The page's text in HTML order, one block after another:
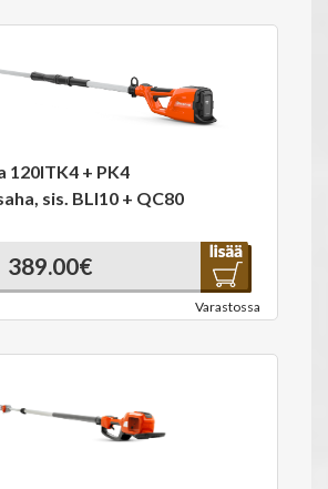
120ITK4 + PK4
sis. BLI10 + QC80
389.00€
Varastossa